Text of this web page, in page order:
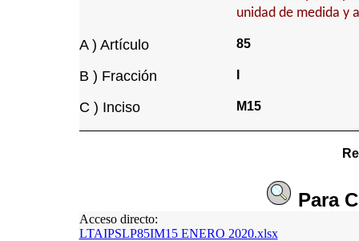
unidad de medida y
A ) Artículo 85
B ) Fracción
C ) Inciso M15
Para
Acceso directo:
LTAIPSLP85IM15 ENERO 2020.xlsx